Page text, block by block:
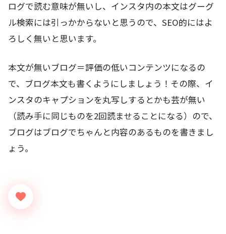
ログで読む意味が無いし、インスタ内の本文はグーグ
ル検索には引っかからないと思うので、SEO的にはよ
ろしく無いと思います。
本文が無いブログ＝評価の低いコンテンツになるの
で、ブログ本文も書くようにしましょう！その際、イ
ンスタのキャプションを丸写しするとかも芸が無い
（読み手に同じものを2回読ませることになる）ので、
ブログはブログでちゃんと内容のあるものを書きまし
ょう。